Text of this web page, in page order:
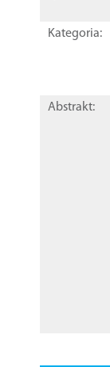
Kategoria:
Abstrakt: